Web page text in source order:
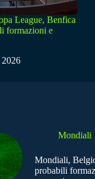
League, Benfica
formazioni e
Mondiali
Mondiali,
probabili